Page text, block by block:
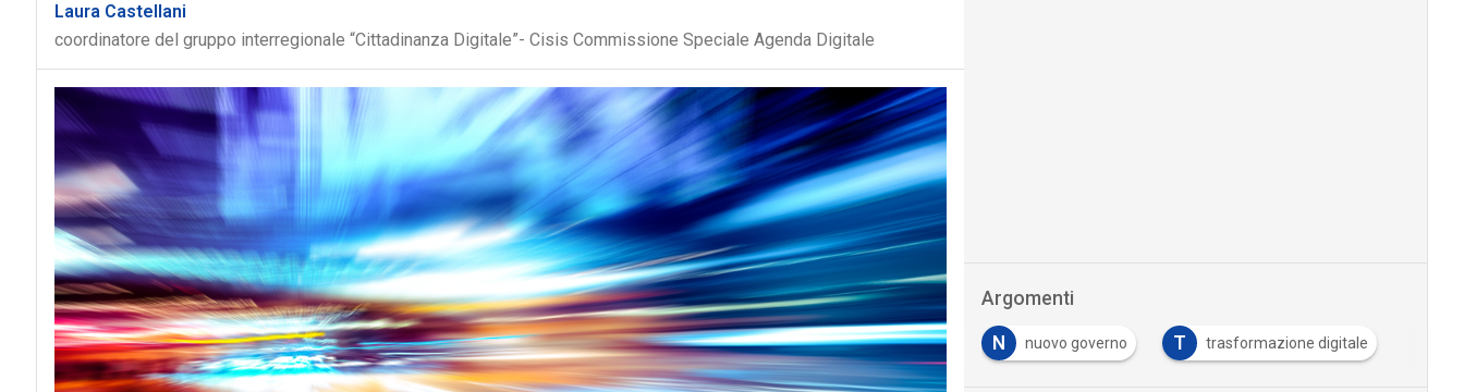
Laura Castellani
coordinatore del gruppo interregionale “Cittadinanza Digitale”- Cisis Commissione Speciale Agenda Digitale
Argomenti
N nuovo governo T trasformazione digitale